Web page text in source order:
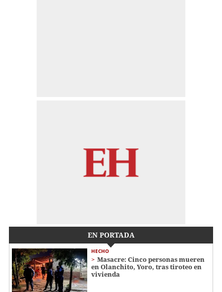
EN PORTADA
HECHO
Masacre: Cinco personas mueren
en Olanchito, Yoro, tras tiroteo en
vivienda